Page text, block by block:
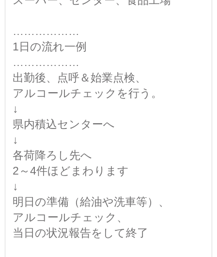
………………
1日の流れ一例
………………
出勤後、点呼＆始業点検、
アルコールチェックを行う。
↓
県内積込センターへ
↓
各荷降ろし先へ
2～4件ほどまわります
↓
明日の準備（給油や洗車等）、
アルコールチェック、
当日の状況報告をして終了